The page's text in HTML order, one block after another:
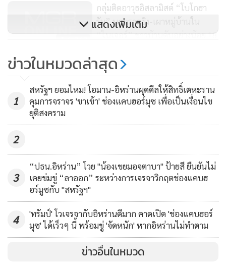
1,268
กลุ่มติดอาวุธอิสลามิสต์ “โบโกฮา
รัม” บุกกราดยิง-เผาหมู่บ้านใน
“ไนเจอร์” ชาวบ้านดับอย่างน้อย 18
15,404
โอบามานั่งไม่ติด!!กลับลำส่งกำลัง
ภาคพื้นไปซีเรีย รัสเซียจัดหนักถล่ม
แล้ว1,600เป้าหมาย
แสดงเพิ่มเติม
ข่าวในหมวดล่าสุด
1
สหรัฐฯ ยอมไหม! โอมาน-อิหร่านผุดดีลให้สิทธิ์เตหะราน
คุมการจราจร 'ขาเข้า' ช่องแคบฮอร์มุซ เพื่อเป็นเงื่อนไข
ยุติสงคราม
2
3
“ปธน.อิหร่าน” โวย "น้องเขยมอจตาบา" ป้ายสี ยืนยันไม่
เคยข่มขู่ “ลาออก” ระหว่างการเจรจาวิกฤตช่องแคบฮ
อร์มูซกับ "สหรัฐฯ"
4
'ทรัมป์' โวเจรจากับอิหร่านดีมาก คาดเปิด 'ช่องแคบฮอร์
มุซ' ได้เร็วๆ นี้ พร้อมขู่ 'จัดหนัก' หากอิหร่านไม่ทำตาม
ข่าวอื่นในหมวด